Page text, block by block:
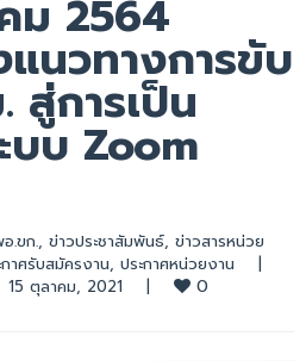
ม 2564
นวทางการขับ
สู่การเป็น
บ Zoom
.ขก., ข่าวประชาสัมพันธ์, ข่าวสารหน่วย
กาศรับสมัครงาน, ประกาศหน่วยงาน
|
15 ตุลาคม, 2021 | 0